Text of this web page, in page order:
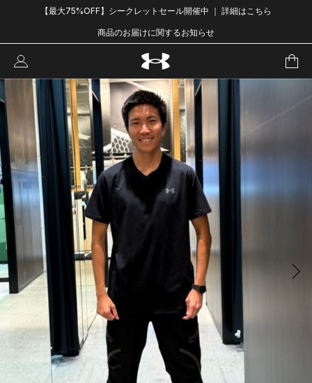
【最大75%OFF】シークレットセール開催中 ｜ 詳細はこちら
商品のお届けに関するお知らせ